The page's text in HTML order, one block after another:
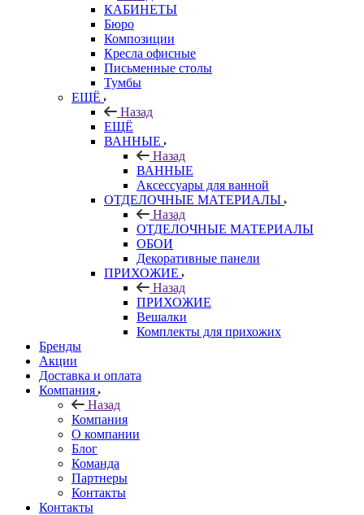
КАБИНЕТЫ
Бюро
Композиции
Кресла офисные
Письменные столы
Тумбы
ЕЩЁ
Назад
ЕЩЁ
ВАННЫЕ
Назад
ВАННЫЕ
Аксессуары для ванной
ОТДЕЛОЧНЫЕ МАТЕРИАЛЫ
Назад
ОТДЕЛОЧНЫЕ МАТЕРИАЛЫ
ОБОИ
Декоративные панели
ПРИХОЖИЕ
Назад
ПРИХОЖИЕ
Вешалки
Комплекты для прихожих
Бренды
Акции
Доставка и оплата
Компания
Назад
Компания
О компании
Блог
Команда
Партнеры
Контакты
Контакты